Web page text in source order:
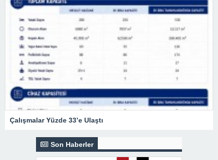
Çalışmalar Yüzde 33’e Ulaştı
Son Haberler